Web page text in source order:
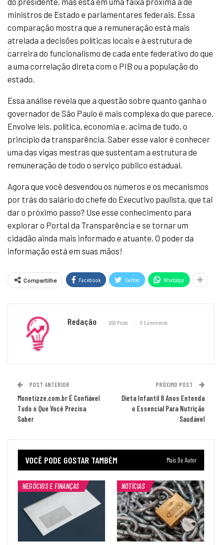
ministros de Estado e parlamentares federais. Essa
comparação mostra que a remuneração está mais
atrelada a decisões políticas locais e à estrutura de
carreira do funcionalismo de cada ente federativo do que
a uma correlação direta com o PIB ou a população do
estado.
Essa análise revela que a questão sobre quanto ganha o
governador de São Paulo é mais complexa do que parece.
Envolve leis, política, economia e, acima de tudo, o
princípio da transparência. Saber esse valor é conhecer
uma das vigas mestras que sustentam a estrutura de
remuneração de todo o serviço público estadual.
Agora que você desvendou os números e os mecanismos
por trás do salário do chefe do Executivo paulista, que tal
dar o próximo passo? Use esse conhecimento para
explorar o Portal da Transparência e se tornar um
cidadão ainda mais informado e atuante. O poder da
informação está em suas mãos!
Compartilhe Facebook Twitter WhatsApp
Redação 659 Posts 0 Comments
POST ANTERIOR
Monetizze.com.br É Confiável
Tudo o Que Você Precisa
Saber
PRÓXIMO POST
Dieta Infantil 8 Anos Entenda
o Essencial Para Nutrição
Saudável
VOCÊ PODE GOSTAR TAMBÉM Mais Do Autor
NEGÓCIOS E FINANÇAS NOTÍCIAS